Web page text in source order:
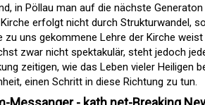
in Pöllau man auf die nächste
erfolgt nicht durch Strukturwandel,
zu uns gekommene Lehre der Kirche
zwar nicht spektakulär, steht jedoch
zeitigen, wie das Leben vieler Heiligen
einen Schritt in diese Richtung zu tun.